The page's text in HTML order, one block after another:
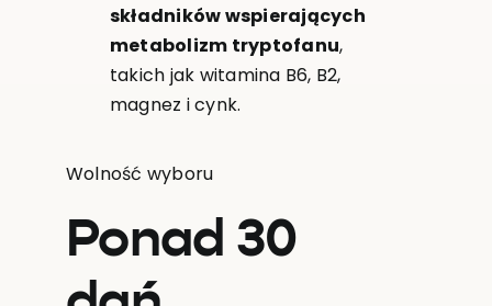
składników wspierających
metabolizm tryptofanu,
takich jak witamina B6, B2,
magnez i cynk.
Wolność wyboru
Ponad 30